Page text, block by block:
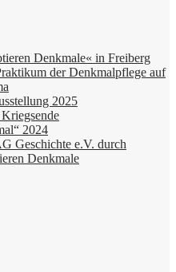
Denkmale« in Freiberg
der Denkmalpflege auf
2025
2024
Geschichte e.V. durch
Denkmale